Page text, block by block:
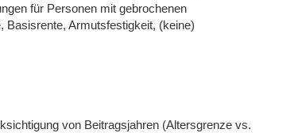
für Personen mit gebrochenen
Basisrente, Armutsfestigkeit, (keine)
von Beitragsjahren (Altersgrenze vs.